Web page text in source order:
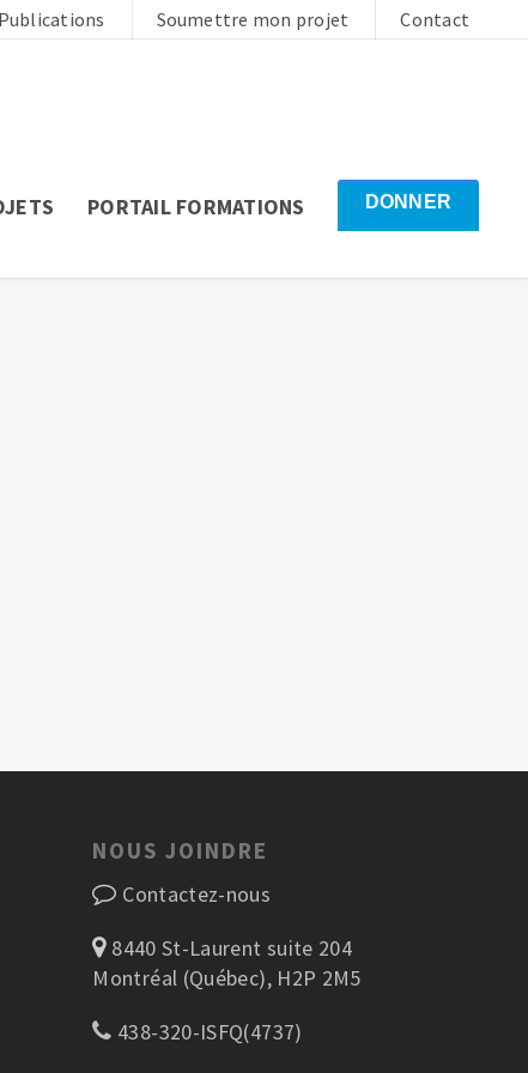
Publications Soumettre mon projet Contact
PORTAIL FORMATIONS DONNER
NOUS JOINDRE
Contactez-nous
8440 St-Laurent suite 204
Montréal (Québec), H2P 2M5
438-320-ISFQ(4737)